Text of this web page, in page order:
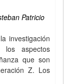
Patricio
investigación
los aspectos
que son
Z. Los